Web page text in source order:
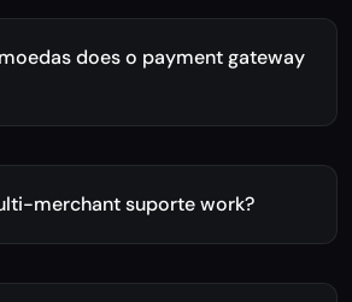
does o payment gateway
merchant suporte work?